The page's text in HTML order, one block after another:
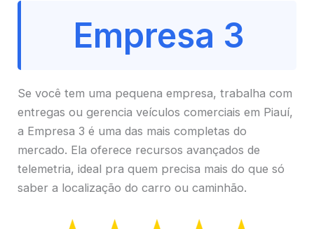
Empresa 3
Se você tem uma pequena empresa, trabalha com
entregas ou gerencia veículos comerciais em Piauí,
a Empresa 3 é uma das mais completas do
mercado. Ela oferece recursos avançados de
telemetria, ideal pra quem precisa mais do que só
saber a localização do carro ou caminhão.